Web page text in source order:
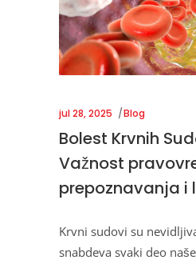
jul 28, 2025 Blog
Bolest Krvnih
Važnost
prepoznavanja i
Krvni sudovi su
snabdeva svaki deo